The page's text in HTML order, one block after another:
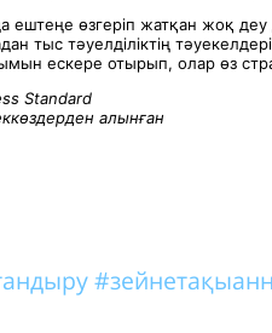
ештеңе өзгеріп жатқан жоқ
тыс тәуелділіктің
ескере отырып, олар өз
Standard
алынған